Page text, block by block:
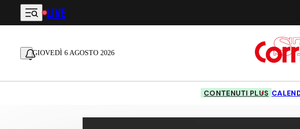
Vai al contenuto principale
LIVE
GIOVEDÌ 6 AGOSTO 2026
CONTENUTI PLUS